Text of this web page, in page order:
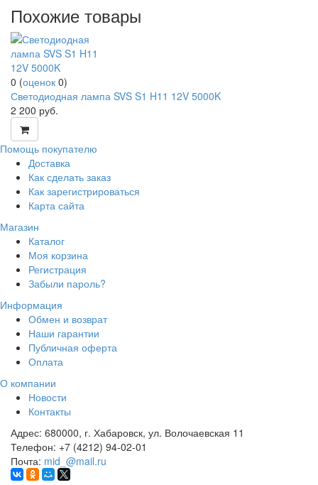
Похожие товары
0 (оценок 0)
Светодиодная лампа SVS S1 H11 12V 5000K
2 200 руб.
Помощь покупателю
Доставка
Как сделать заказ
Как зарегистрироваться
Карта сайта
Магазин
Каталог
Моя корзина
Регистрация
Забыли пароль?
Информация
Обмен и возврат
Наши гарантии
Публичная оферта
Оплата
О компании
Новости
Контакты
Адрес: 680000, г. Хабаровск, ул. Волочаевская 11
Телефон: +7 (4212) 94-02-01
Почта: mid_@mail.ru